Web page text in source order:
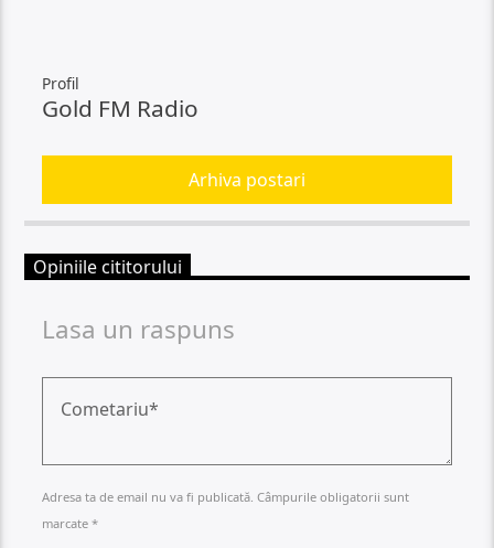
Profil
Gold FM Radio
Arhiva postari
Opiniile cititorului
Lasa un raspuns
Adresa ta de email nu va fi publicată. Câmpurile obligatorii sunt
marcate *